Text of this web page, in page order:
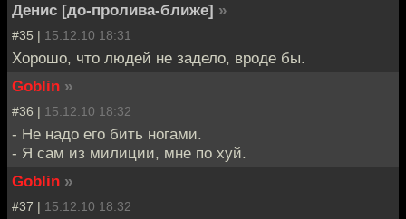
Денис [до-пролива-ближе] »
#35 | 15.12.10 18:31
Хорошо, что людей не задело, вроде бы.
Goblin »
#36 | 15.12.10 18:32
- Не надо его бить ногами.
- Я сам из милиции, мне по хуй.
Goblin »
#37 | 15.12.10 18:32